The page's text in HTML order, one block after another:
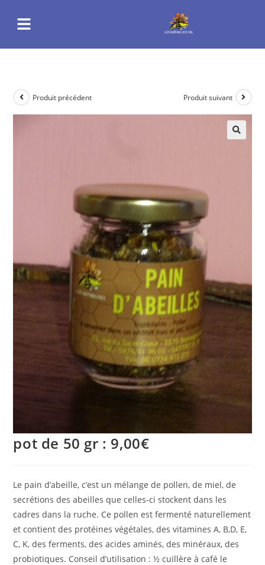
Produit précédent Produit suivant
pot de 50 gr : 9,00€
Le pain d’abeille, c’est un mélange de pollen, de miel, de
secrétions des abeilles que celles-ci stockent dans les
cadres dans la ruche. Ce pollen est fermenté naturellement
et contient des protéines végétales, des vitamines A, B,D, E,
C, K, des ferments, des acides aminés, des minéraux, des
probiotiques. Conseil d’utilisation : ½ cuillère à café le